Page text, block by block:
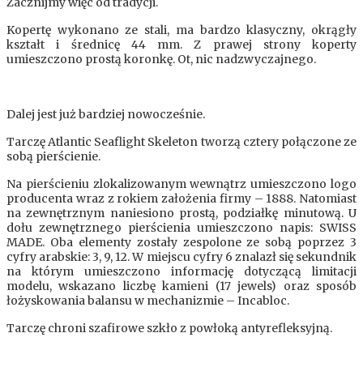
Kopertę wykonano ze stali, ma bardzo klasyczny, okrągły
kształt i średnicę 44 mm. Z prawej strony koperty
umieszczono prostą koronkę. Ot, nic nadzwyczajnego.
Dalej jest już bardziej nowocześnie.
Tarczę Atlantic Seaflight Skeleton tworzą cztery połączone ze
sobą pierścienie.
Na pierścieniu zlokalizowanym wewnątrz umieszczono logo
producenta wraz z rokiem założenia firmy – 1888. Natomiast
na zewnętrznym naniesiono prostą, podziałkę minutową. U
dołu zewnętrznego pierścienia umieszczono napis: SWISS
MADE. Oba elementy zostały zespolone ze sobą poprzez 3
cyfry arabskie: 3, 9, 12. W miejscu cyfry 6 znalazł się sekundnik
na którym umieszczono informację dotyczącą limitacji
modelu, wskazano liczbę kamieni (17 jewels) oraz sposób
łożyskowania balansu w mechanizmie – Incabloc.
Tarczę chroni szafirowe szkło z powłoką antyrefleksyjną.